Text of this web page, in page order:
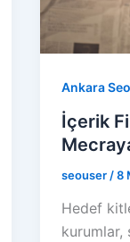
Ankara
İçerik
seouser /8
Hedef
kurumlar,